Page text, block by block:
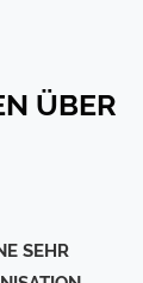
ÜBER
SEHR